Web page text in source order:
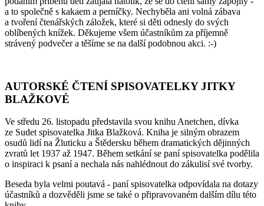
a to společně s kakaem a perníčky. Nechyběla ani volná zábava
a tvoření čtenářských záložek, které si děti odnesly do svých
oblíbených knížek. Děkujeme všem účastníkům za příjemně
strávený podvečer a těšíme se na další podobnou akci. :-)
AUTORSKÉ ČTENÍ SPISOVATELKY JITKY
BLAŽKOVÉ
Ve středu 26. listopadu představila svou knihu Anetchen, dívka
ze Sudet spisovatelka Jitka Blažková. Kniha je silným obrazem
osudů lidí na Žluticku a Štědersku během dramatických dějinných
zvratů let 1937 až 1947. Během setkání se paní spisovatelka podělila
o inspiraci k psaní a nechala nás nahlédnout do zákulisí své tvorby.
Beseda byla velmi poutavá - paní spisovatelka odpovídala na dotazy
účastníků a dozvěděli jsme se také o připravovaném dalším dílu této